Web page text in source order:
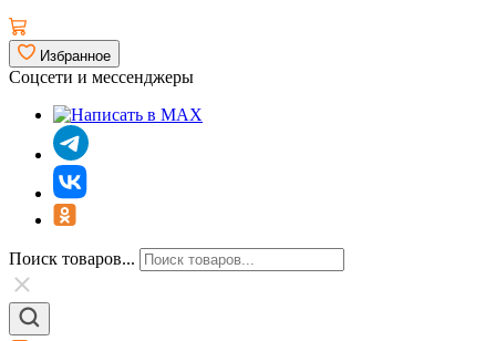
Избранное
Соцсети и мессенджеры
Поиск товаров...